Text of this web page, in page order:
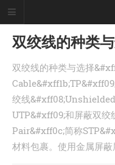
懒猪, Cjl
擅长工具开发、爬虫采集技术
座右铭：皇天不负有心人。
登录 丨注册
双绞线的种类与
双绞线的种类与选择
绞线
UTP&#xff09;和屏蔽双
Pair&#xff0c;简称
材料包裹。使用金属屏